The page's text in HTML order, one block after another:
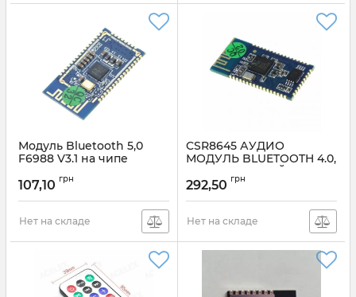
Модуль Bluetooth 5,0
F6988 V3.1 на чипе
Артикул: BK3266
107,10 грн
Нет на складе
CSR8645 АУДИО
МОДУЛЬ BLUETOOTH 4.0,
С ПОДДЕРЖКОЙ APTX
Артикул: CSR8645
292,50 грн
Нет на складе